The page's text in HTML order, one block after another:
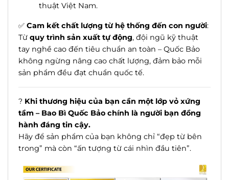
thuật Việt Nam.
✅ Cam kết chất lượng từ hệ thống đến con người:
Từ quy trình sản xuất tự động, đội ngũ kỹ thuật
tay nghề cao đến tiêu chuẩn an toàn – Quốc Bảo
không ngừng nâng cao chất lượng, đảm bảo mỗi
sản phẩm đều đạt chuẩn quốc tế.
? Khi thương hiệu của bạn cần một lớp vỏ xứng
tầm – Bao Bì Quốc Bảo chính là người bạn đồng
hành đáng tin cậy.
Hãy để sản phẩm của bạn không chỉ “đẹp từ bên
trong” mà còn “ấn tượng từ cái nhìn đầu tiên”.